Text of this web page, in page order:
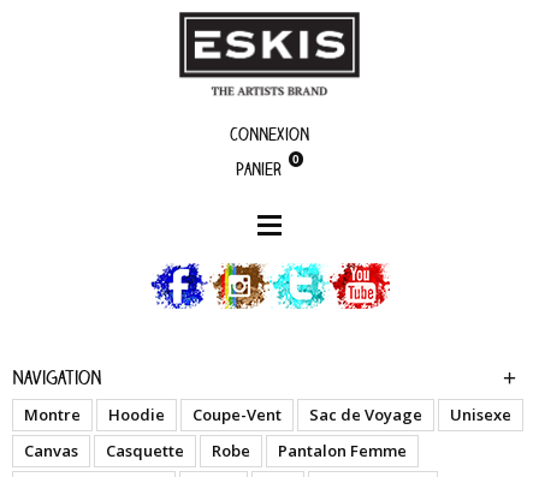
Connexion
Panier
0
boutique
Navigation
Montre Hoodie Coupe-Vent Sac de Voyage
Unisexe
Canvas
Casquette Robe
Pantalon Femme